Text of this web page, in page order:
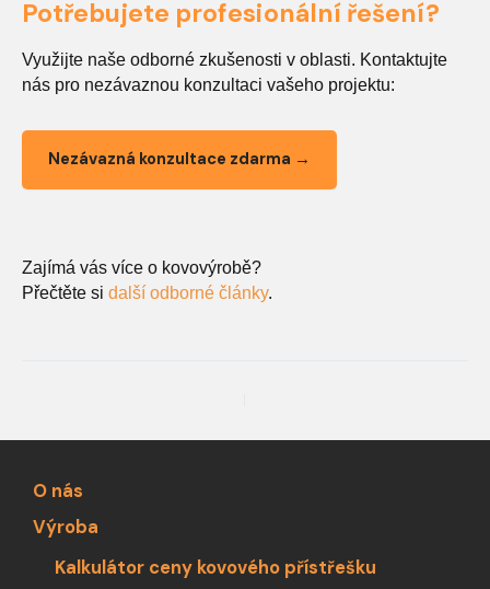
Potřebujete profesionální řešení?
Využijte naše odborné zkušenosti v oblasti. Kontaktujte
nás pro nezávaznou konzultaci vašeho projektu:
Nezávazná konzultace zdarma →
Zajímá vás více o kovovýrobě?
Přečtěte si další odborné články.
O nás
Výroba
Kalkulátor ceny kovového přístřešku